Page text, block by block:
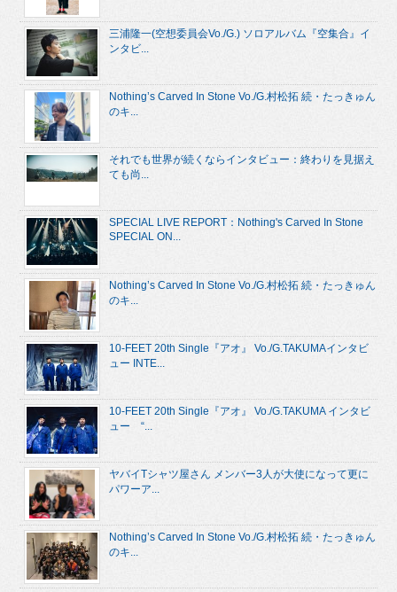
三浦隆一(空想委員会Vo./G.) ソロアルバム『空集合』イ
ンタビ...
Nothing’s Carved In Stone Vo./G.村松拓 続・たっきゅん
のキ...
それでも世界が続くならインタビュー：終わりを見据え
ても尚...
SPECIAL LIVE REPORT：Nothing's Carved In Stone
SPECIAL ON...
Nothing’s Carved In Stone Vo./G.村松拓 続・たっきゅん
のキ...
10-FEET 20th Single『アオ』 Vo./G.TAKUMAインタビ
ュー INTE...
10-FEET 20th Single『アオ』 Vo./G.TAKUMA インタビ
ュー “...
ヤバイTシャツ屋さん メンバー3人が大使になって更に
パワーア...
Nothing’s Carved In Stone Vo./G.村松拓 続・たっきゅん
のキ...